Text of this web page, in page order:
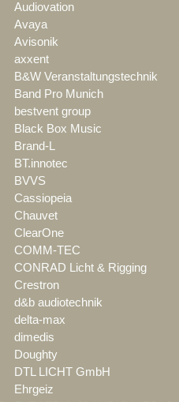
Audiovation
Avaya
Avisonik
axxent
B&W Veranstaltungstechnik
Band Pro Munich
bestvent group
Black Box Music
Brand-L
BT.innotec
BVVS
Cassiopeia
Chauvet
ClearOne
COMM-TEC
CONRAD Licht & Rigging
Crestron
d&b audiotechnik
delta-max
dimedis
Doughty
DTL LICHT GmbH
Ehrgeiz